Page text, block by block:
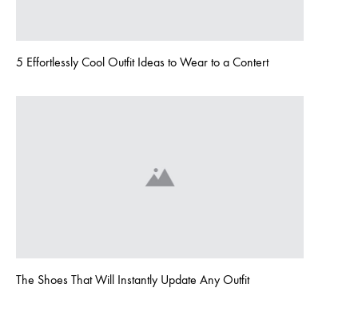
5 Effortlessly Cool Outfit Ideas to Wear to a Contert
The Shoes That Will Instantly Update Any Outfit